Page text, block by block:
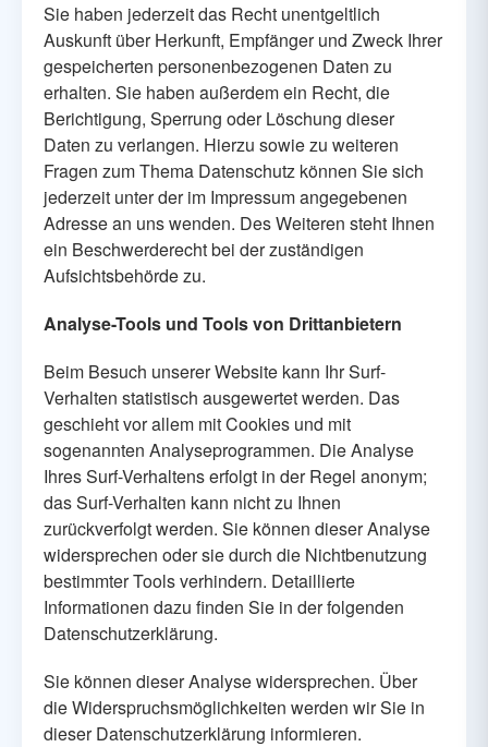
Sie haben jederzeit das Recht unentgeltlich
Auskunft über Herkunft, Empfänger und Zweck Ihrer
gespeicherten personenbezogenen Daten zu
erhalten. Sie haben außerdem ein Recht, die
Berichtigung, Sperrung oder Löschung dieser
Daten zu verlangen. Hierzu sowie zu weiteren
Fragen zum Thema Datenschutz können Sie sich
jederzeit unter der im Impressum angegebenen
Adresse an uns wenden. Des Weiteren steht Ihnen
ein Beschwerderecht bei der zuständigen
Aufsichtsbehörde zu.
Analyse-Tools und Tools von Drittanbietern
Beim Besuch unserer Website kann Ihr Surf-
Verhalten statistisch ausgewertet werden. Das
geschieht vor allem mit Cookies und mit
sogenannten Analyseprogrammen. Die Analyse
Ihres Surf-Verhaltens erfolgt in der Regel anonym;
das Surf-Verhalten kann nicht zu Ihnen
zurückverfolgt werden. Sie können dieser Analyse
widersprechen oder sie durch die Nichtbenutzung
bestimmter Tools verhindern. Detaillierte
Informationen dazu finden Sie in der folgenden
Datenschutzerklärung.
Sie können dieser Analyse widersprechen. Über
die Widerspruchsmöglichkeiten werden wir Sie in
dieser Datenschutzerklärung informieren.